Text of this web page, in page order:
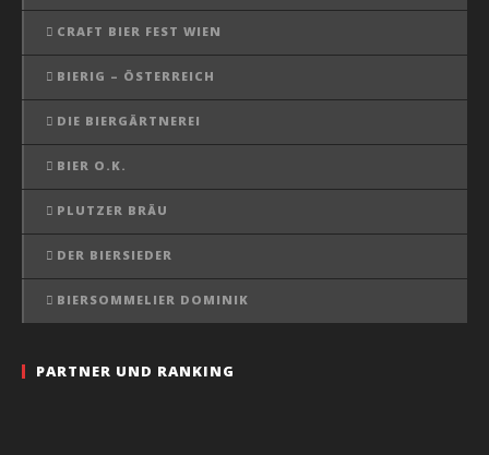
CRAFT BIER FEST WIEN
BIERIG – ÖSTERREICH
DIE BIERGÄRTNEREI
BIER O.K.
PLUTZER BRÄU
DER BIERSIEDER
BIERSOMMELIER DOMINIK
PARTNER UND RANKING